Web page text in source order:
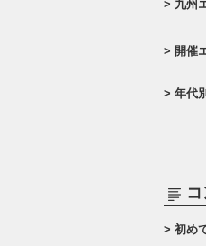
九州
開催
年代別
初め